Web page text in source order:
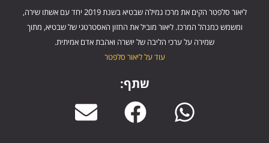
ליאור סלפטר הקים את מרכז גמילה שבטיא בשנת 2019 יחד עם אשתו שירה,
ומשמש כמנהל המרכז. ליאור מוביל את החזון האסטרטגי של שבטיא, מתוך
שמירה על ערכי הליבה של יושרה ואהבת אדם אמיתית.
עוד על ליאור סלפטר
שתף: